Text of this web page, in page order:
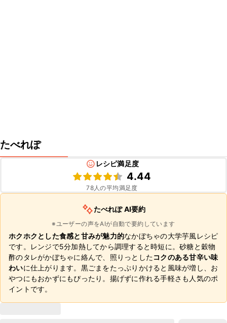
たべれぽ
レシピ満足度
4.44
78人の平均満足度
たべれぽ AI要約
※ユーザーの声をAIが自動で要約しています
ホクホクとした食感と甘みが魅力的なかぼちゃの大学芋風レシピ
です。レンジで5分加熱してから調理すると時短に。砂糖と穀物
酢のタレがかぼちゃに絡んで、照りっとしたコクのある甘辛い味
わいに仕上がります。黒ごまをたっぷりかけると風味が増し、お
やつにもおかずにもぴったり。揚げずに作れる手軽さも人気のポ
イントです。